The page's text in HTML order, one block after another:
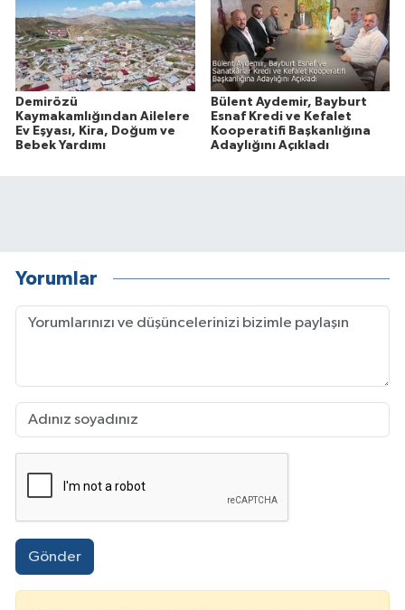
Demirözü
Kaymakamlığından Ailelere
Ev Eşyası, Kira, Doğum ve
Bebek Yardımı
Bülent Aydemir, Bayburt
Esnaf Kredi ve Kefalet
Kooperatifi Başkanlığına
Adaylığını Açıkladı
Yorumlar
Gönder